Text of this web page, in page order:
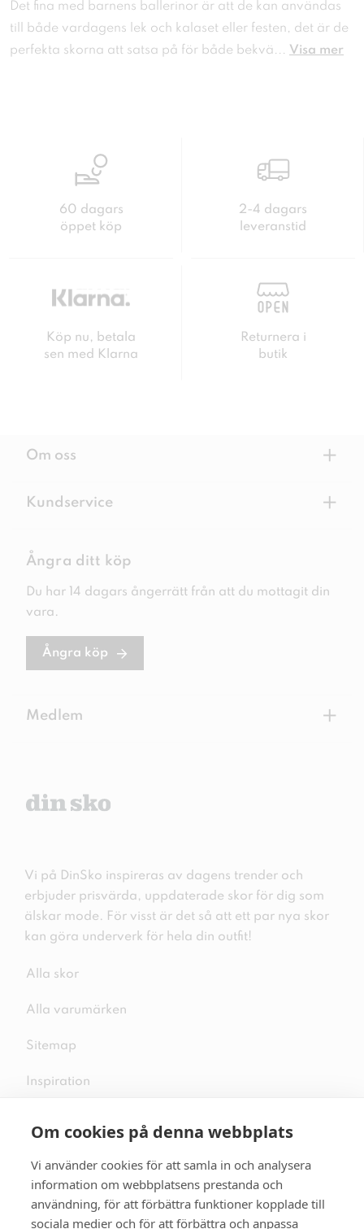
Om cookies på denna webbplats
Vi använder cookies för att samla in och analysera
information om webbplatsens prestanda och
användning, för att förbättra funktioner kopplade till
sociala medier och för att förbättra och anpassa
Det fina med barnens ballerinor är att de kan användas
till både vardagens lek och kalaset eller festen, det är de
perfekta skorna att satsa på för både bekvä... Visa mer
60 dagars
öppet köp
2-4 dagars
leveranstid
Köp nu, betala
sen med Klarna
Returnera i
butik
Om oss +
Kundservice +
Ångra ditt köp
Du har 14 dagars ångerrätt från att du mottagit din
vara.
Ångra köp
Medlem +
Vi på DinSko inspireras av dagens trender och
erbjuder prisvärda, uppdaterade skor för dig som
älskar mode. För visst är det så att ett par nya skor
kan göra underverk för hela din outfit!
Alla skor
Alla varumärken
Sitemap
Inspiration